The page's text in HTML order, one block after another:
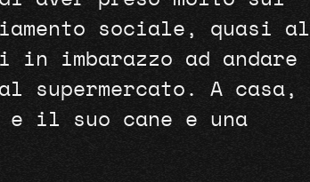
sociale, quasi al
imbarazzo ad andare
supermercato. A casa,
il suo cane e una